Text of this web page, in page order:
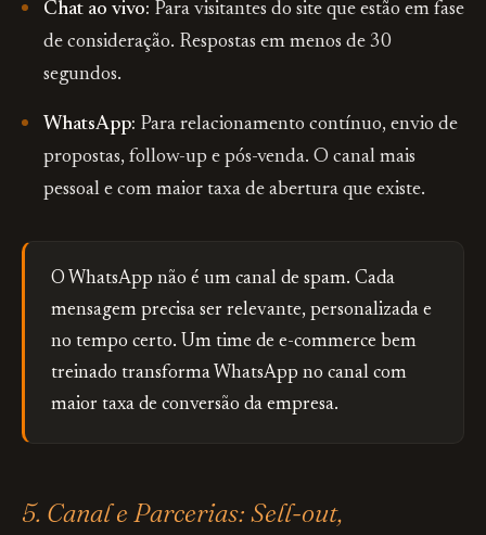
Chat ao vivo: Para visitantes do site que estão em fase
de consideração. Respostas em menos de 30
segundos.
WhatsApp: Para relacionamento contínuo, envio de
propostas, follow-up e pós-venda. O canal mais
pessoal e com maior taxa de abertura que existe.
O WhatsApp não é um canal de spam. Cada
mensagem precisa ser relevante, personalizada e
no tempo certo. Um time de e-commerce bem
treinado transforma WhatsApp no canal com
maior taxa de conversão da empresa.
5. Canal e Parcerias: Sell-out,